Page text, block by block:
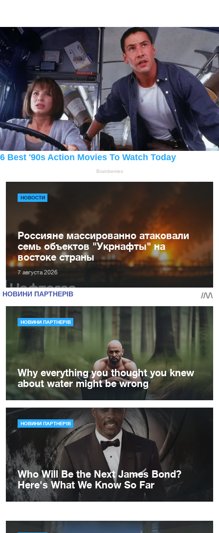
НОВОСТИ
Россияне массированно атаковали
семь объектов "Укрнафты" на
востоке страны
7 августа 2026